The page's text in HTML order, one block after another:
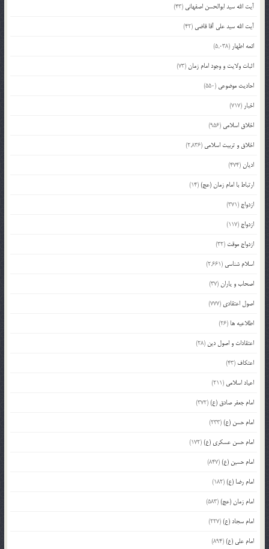
آیت الله سید ابوالحسن اصفهانی (43)
آیت الله سید علی آقا قاضی (42)
ائمه اطهار (5,038)
اثبات ولایت و وجود امام زمان(73)
احادیث موضوعی (550)
اخبار (717)
اخلاق اسلامی (956)
اخلاق و تربیت اسلامی (2,836)
ادیان(474)
ارتباط با امام زمان (عج)(14)
ازدواج (371)
ازدواج (117)
ازدواج موقت (32)
اسلام شناسی (2,661)
اصحاب و یاران(37)
اصول اعتقادی (777)
اطلاعیه ها (26)
اعتقادات و اصول دین (28)
اعتکاف (43)
اعیاد اسلامی (211)
امام جعفر صادق (ع)(372)
امام حسن (ع)(233)
امام حسن عسکری (ع)(172)
امام حسین (ع)(847)
امام رضا (ع)(182)
امام زمان (عج)(583)
امام سجاد (ع)(227)
امام علی (ع)(894)